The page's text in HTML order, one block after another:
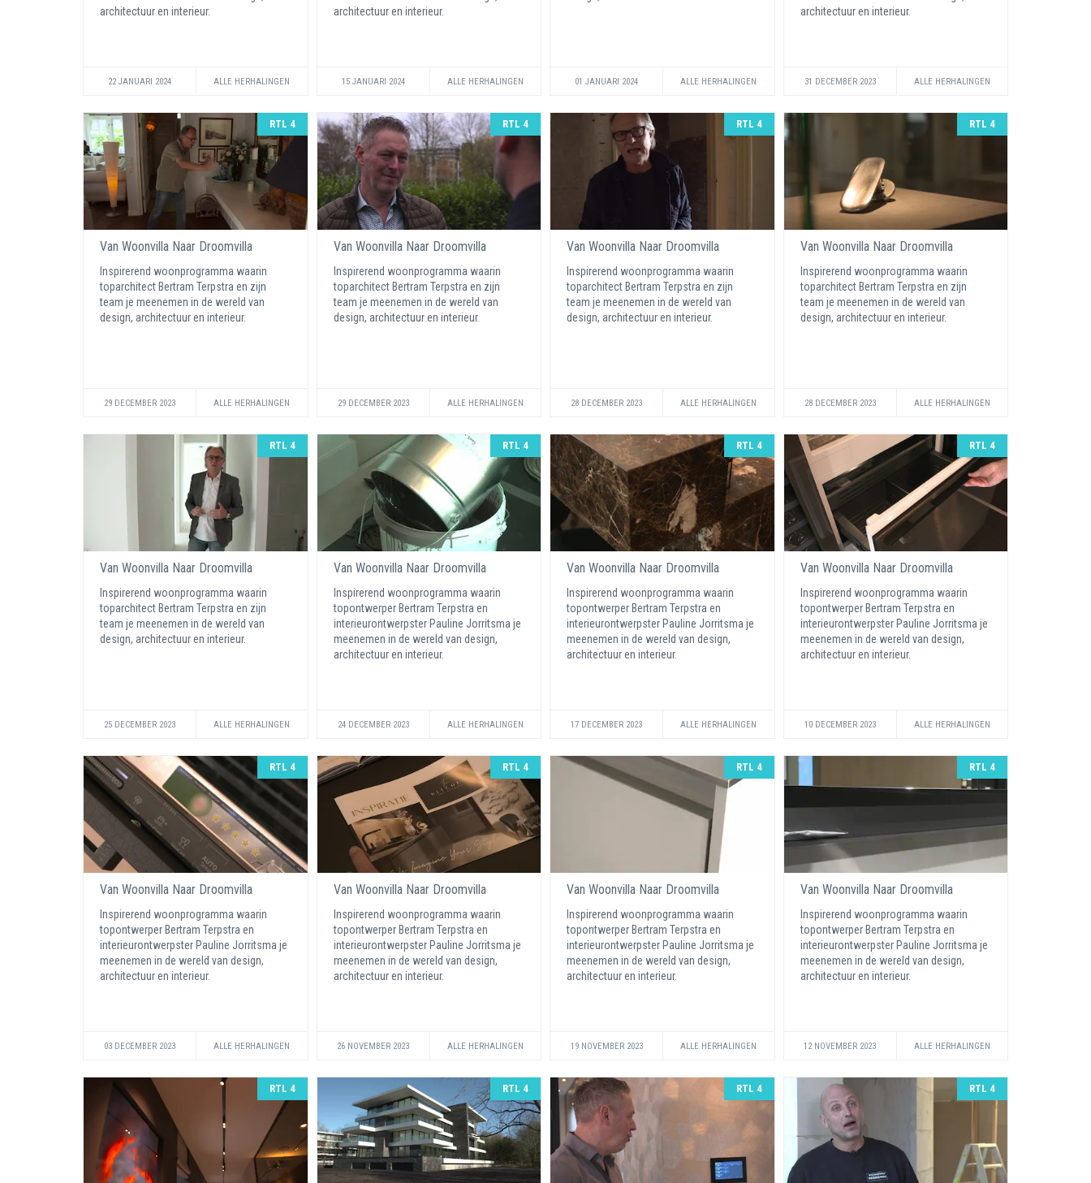
architectuur en interieur.
22 JANUARI 2024 ALLE HERHALINGEN
architectuur en interieur.
15 JANUARI 2024 ALLE HERHALINGEN 01 JANUARI 2024 ALLE HERHALINGEN
architectuur en interieur.
31 DECEMBER 2023 ALLE HERHALINGEN
RTL 4
Van Woonvilla Naar Droomvilla
Inspirerend woonprogramma waarin
toparchitect Bertram Terpstra en zijn
team je meenemen in de wereld van
design, architectuur en interieur.
29 DECEMBER 2023 ALLE HERHALINGEN
RTL 4
Van Woonvilla Naar Droomvilla
Inspirerend woonprogramma waarin
toparchitect Bertram Terpstra en zijn
team je meenemen in de wereld van
design, architectuur en interieur.
29 DECEMBER 2023 ALLE HERHALINGEN
RTL 4
Van Woonvilla Naar Droomvilla
Inspirerend woonprogramma waarin
toparchitect Bertram Terpstra en zijn
team je meenemen in de wereld van
design, architectuur en interieur.
28 DECEMBER 2023 ALLE HERHALINGEN
RTL 4
Van Woonvilla Naar Droomvilla
Inspirerend woonprogramma waarin
toparchitect Bertram Terpstra en zijn
team je meenemen in de wereld van
design, architectuur en interieur.
28 DECEMBER 2023 ALLE HERHALINGEN
RTL 4
Van Woonvilla Naar Droomvilla
Inspirerend woonprogramma waarin
toparchitect Bertram Terpstra en zijn
team je meenemen in de wereld van
design, architectuur en interieur.
25 DECEMBER 2023 ALLE HERHALINGEN
RTL 4
Van Woonvilla Naar Droomvilla
Inspirerend woonprogramma waarin
topontwerper Bertram Terpstra en
interieurontwerpster Pauline Jorritsma je
meenemen in de wereld van design,
architectuur en interieur.
24 DECEMBER 2023 ALLE HERHALINGEN
RTL 4
Van Woonvilla Naar Droomvilla
Inspirerend woonprogramma waarin
topontwerper Bertram Terpstra en
interieurontwerpster Pauline Jorritsma je
meenemen in de wereld van design,
architectuur en interieur.
17 DECEMBER 2023 ALLE HERHALINGEN
RTL 4
Van Woonvilla Naar Droomvilla
Inspirerend woonprogramma waarin
topontwerper Bertram Terpstra en
interieurontwerpster Pauline Jorritsma je
meenemen in de wereld van design,
architectuur en interieur.
10 DECEMBER 2023 ALLE HERHALINGEN
RTL 4
Van Woonvilla Naar Droomvilla
Inspirerend woonprogramma waarin
topontwerper Bertram Terpstra en
interieurontwerpster Pauline Jorritsma je
meenemen in de wereld van design,
architectuur en interieur.
03 DECEMBER 2023 ALLE HERHALINGEN
RTL 4
Van Woonvilla Naar Droomvilla
Inspirerend woonprogramma waarin
topontwerper Bertram Terpstra en
interieurontwerpster Pauline Jorritsma je
meenemen in de wereld van design,
architectuur en interieur.
26 NOVEMBER 2023 ALLE HERHALINGEN
RTL 4
Van Woonvilla Naar Droomvilla
Inspirerend woonprogramma waarin
topontwerper Bertram Terpstra en
interieurontwerpster Pauline Jorritsma je
meenemen in de wereld van design,
architectuur en interieur.
19 NOVEMBER 2023 ALLE HERHALINGEN
RTL 4
Van Woonvilla Naar Droomvilla
Inspirerend woonprogramma waarin
topontwerper Bertram Terpstra en
interieurontwerpster Pauline Jorritsma je
meenemen in de wereld van design,
architectuur en interieur.
12 NOVEMBER 2023 ALLE HERHALINGEN
RTL 4 RTL 4 RTL 4 RTL 4